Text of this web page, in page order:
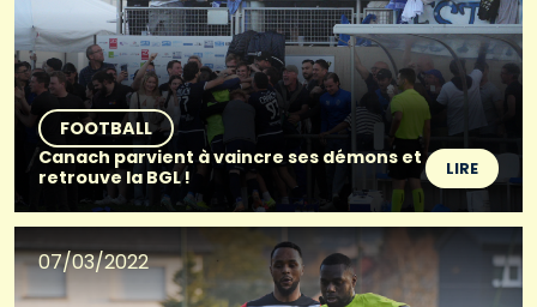
FOOTBALL
Canach parvient à vaincre ses démons et
retrouve la BGL !
LIRE
07/03/2022